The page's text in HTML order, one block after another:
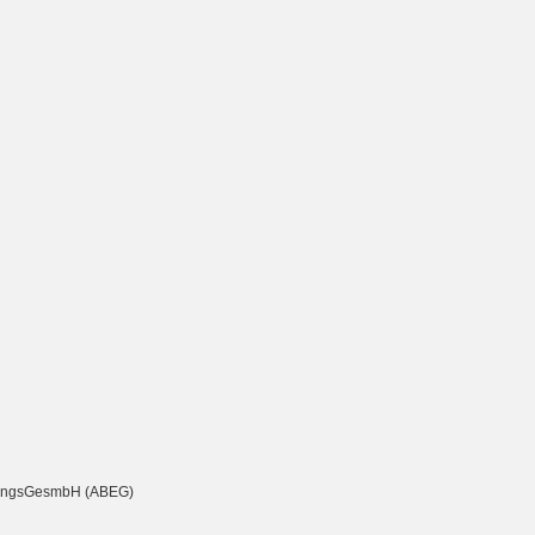
(ABEG)